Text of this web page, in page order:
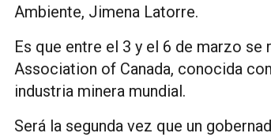
Ambiente, Jimena Latorre.
Es que entre el 3 y el 6 de marzo
Association of Canada, conocida
industria minera mundial.
Será la segunda vez que un